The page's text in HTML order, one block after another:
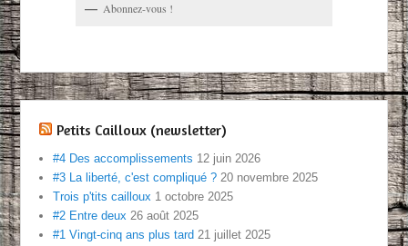
Abonnez-vous !
Petits Cailloux (newsletter)
#4 Des accomplissements 12 juin 2026
#3 La liberté, c'est compliqué ? 20 novembre 2025
Trois p'tits cailloux 1 octobre 2025
#2 Entre deux 26 août 2025
#1 Vingt-cinq ans plus tard 21 juillet 2025